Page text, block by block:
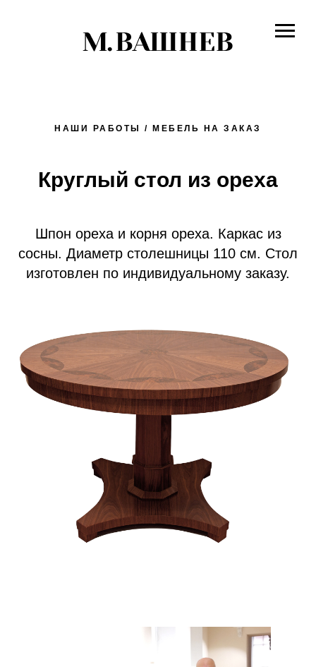
НАШИ РАБОТЫ / МЕБЕЛЬ НА ЗАКАЗ
Круглый стол из ореха
Шпон ореха и корня ореха. Каркас из
сосны. Диаметр столешницы 110 см. Стол
изготовлен по индивидуальному заказу.